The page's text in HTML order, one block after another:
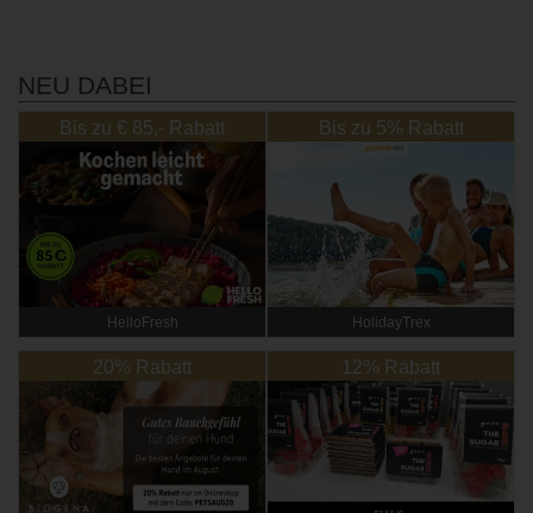
NEU DABEI
Bis zu € 85,- Rabatt
HelloFresh
Bis zu 5% Rabatt
HolidayTrex
20% Rabatt 12% Rabatt